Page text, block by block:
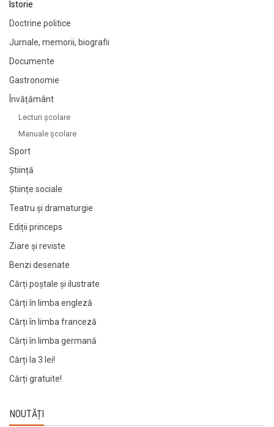
Istorie
Doctrine politice
Jurnale, memorii, biografii
Documente
Gastronomie
Învățământ
Lecturi şcolare
Manuale şcolare
Sport
Știință
Științe sociale
Teatru și dramaturgie
Ediții princeps
Ziare şi reviste
Benzi desenate
Cărți poștale și ilustrate
Cărți în limba engleză
Cărți în limba franceză
Cărți în limba germană
Cărți la 3 lei!
Cărți gratuite!
NOUTĂȚI